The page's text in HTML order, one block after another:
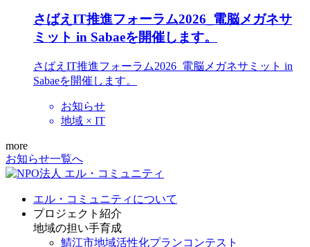
さばえIT推進フォーラム2026_電脳メガネサ
ミット in Sabaeを開催します。
さばえIT推進フォーラム2026_電脳メガネサミット in
Sabaeを開催します。
お知らせ
地域 × IT
more
お知らせ一覧へ
エル・コミュニティについて
プロジェクト紹介
地域の担い手育成
鯖江市地域活性化プランコンテスト